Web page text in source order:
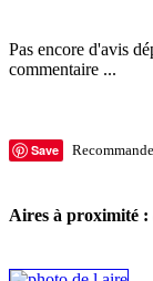
Pas encore d'avis
commentaire ...
Save
Aires à proximité :